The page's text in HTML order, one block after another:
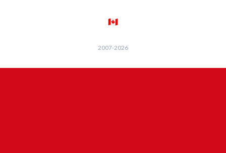
🇨🇦
2007-2026